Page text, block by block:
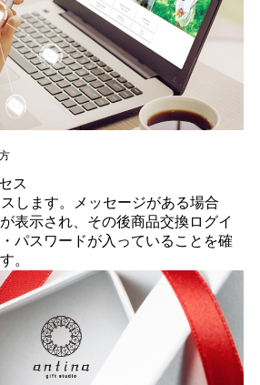
ス
します。メッセージがある場合
表示され、その後商品交換ログイ
パスワードが入っていることを確
。